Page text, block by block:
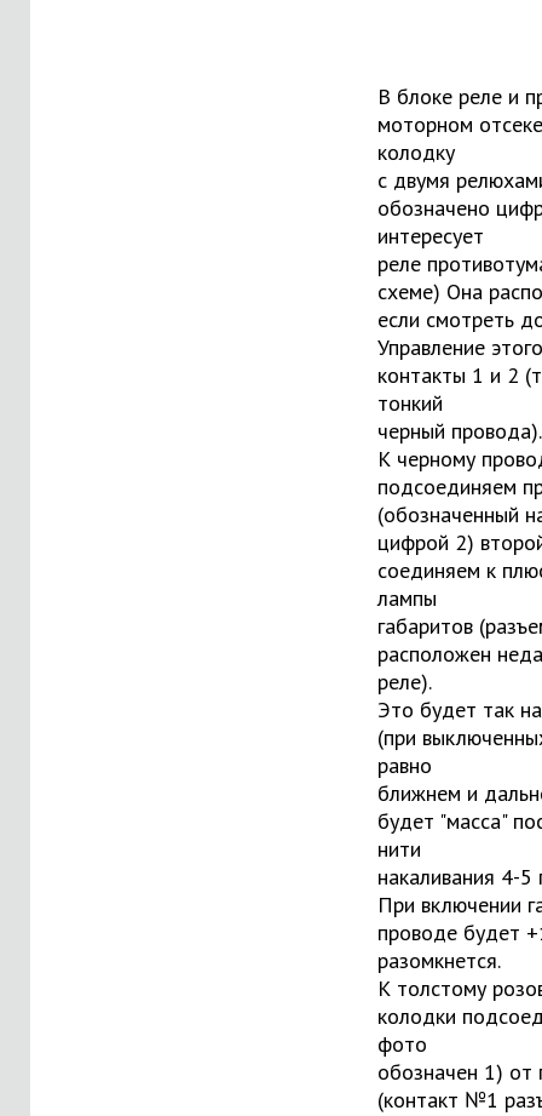
В блоке реле и
моторном
колодку
с двумя
обозначено
интересует
реле
схеме) Она
если смотреть
Управление
контакты 1 и 2
тонкий
черный
К черному
подсоединяем
(обозначенный
цифрой 2)
соединяем к
лампы
габаритов
расположен
реле).
Это будет так
(при
равно
ближнем и
будет "масса"
нити
накаливания 4-5
При включении
проводе будет
разомкнется.
К толстому
колодки
фото
обозначен 1) от
(контакт №1